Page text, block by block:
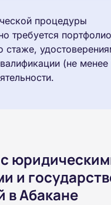
процедуры
требуется
стаже,
(не менее
и
в Абакане